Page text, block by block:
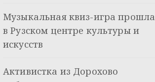
Музыкальная квиз-игра прошла
в Рузском центре культуры и
искусств
Активистка из Дорохово